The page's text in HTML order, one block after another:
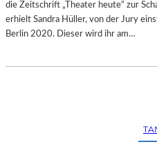
die Zeitschrift „Theater heute“ zur
erhielt Sandra Hüller, von der Jury
Berlin 2020. Dieser wird ihr am…